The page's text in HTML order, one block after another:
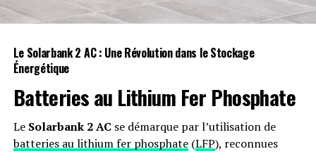
bénéficieront de ce traitement novateur
gratuitement. (BBC)
Donald Trump aspire à devenir une star de
Des années après avoir tenté d’interdire
Le Solarbank 2 AC : Une Révolution dans le Stockage
Énergétique
Batteries au Lithium Fer Phosphate
Le Solarbank 2 AC se démarque par l’utilisation de
batteries au lithium fer phosphate(LFP), reconnues